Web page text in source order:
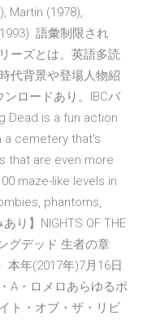
Martin (1978),
語彙制限され
ーズとは。英語多読
代背景や登場人物紹
ロードあり。IBCパ
Dead is a fun action
a cemetery that's
that are even more
maze-like levels in
phantoms,
り】NIGHTS OF THE
グデッド 生者の章
本年(2017年)7月16日
A・ロメロあらゆるポ
ト・オブ・ザ・リビ